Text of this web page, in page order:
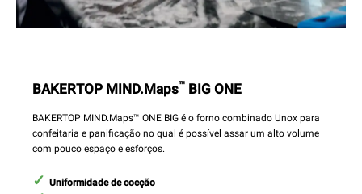
BAKERTOP MIND.Maps™ BIG ONE
BAKERTOP MIND.Maps™ ONE BIG é o forno combinado Unox para
confeitaria e panificação no qual é possível assar um alto volume
com pouco espaço e esforços.
Uniformidade de cocção